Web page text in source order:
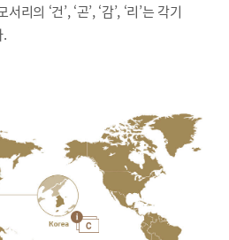
리의 ‘건’, ‘곤’, ‘감’, ‘리’는 각기
.